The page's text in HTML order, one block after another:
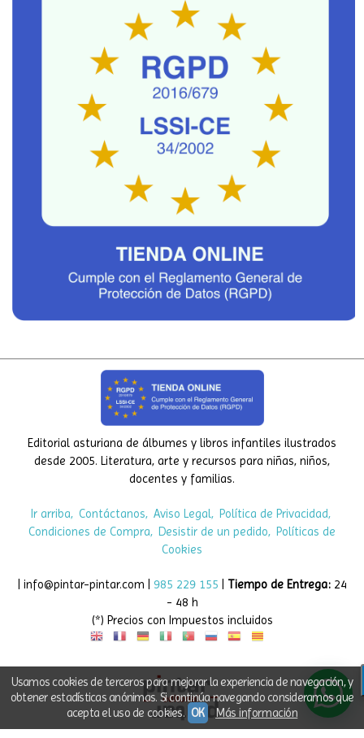
Editorial asturiana de álbumes y libros infantiles ilustrados
desde 2005. Literatura, arte y recursos para niñas, niños,
docentes y familias.
Ir arriba Contáctanos Aviso Legal Política de Privacidad
Condiciones de Compra
Desistir de un pedido
Políticas de
Cookies
| info@pintar-pintar.com | 985 229 155 Tiempo de Entrega: 24
- 48 h
(*) Precios con Impuestos incluidos
Usamos cookies de terceros para mejorar la experiencia de navegación, y
obtener estadísticas anónimas. Si continúa navegando consideramos que
acepta el uso de cookies. OK Más información